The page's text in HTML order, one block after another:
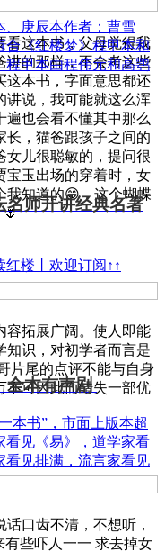
看这本书，父母觉得我
讲的那样，不会考这些
这本书，字面意思都还
讲说，我可能就这么浑
遍也会看不懂其中那么
长，猫爸跟孩子之间的
女儿很聪敏的，提问很
宝玉出场的穿着时，女
我知道的😁，这个蝴蝶
容拓展广阔。使人即能
知识，对初学者而言是
片尾的点评不能与自身
不可因此而错失一部优
口齿不清，不想听，
些吓人一一 求去掉女
、庚辰本作者：曹雪
合《红楼梦》程甲本和
程甲本由程伟元和高鹗
名师开讲经典名著
楼丨欢迎订阅↑↑
全本有声剧
本书”，市面上版本超
见《易》，道学家看
看见排满，流言家看见